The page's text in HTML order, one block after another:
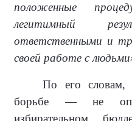
положенные
легитимный
ответственными и
своей работе с
По его словам,
борьбе — не
избирательном